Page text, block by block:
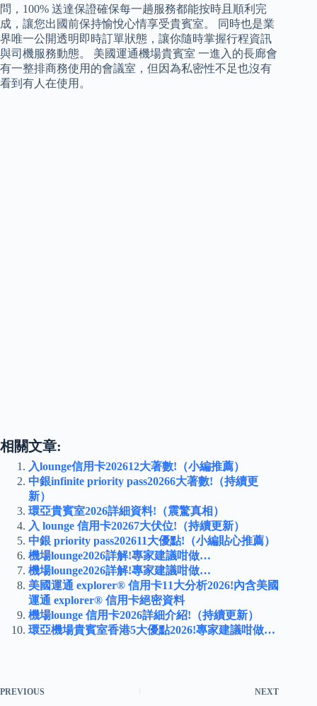
問，100% 送達保證確保每一趟服務都能按時且順利完
成，讓您出國前保持愉悅心情享受貴賓室。 同時也是業
界唯一公開透明即時訂單狀態，讓你隨時掌握行程資訊
與司機服務動態。 美國運通機場貴賓室 一進入的長廊會
有一整排商務使用的會議室，但因為私密性不足也沒有
看到有人在使用。
相關文章:
入lounge信用卡202612大著數!（小編推薦）
中銀infinite priority pass20266大著數!（持續更
新）
環亞貴賓室2026詳細資料!（震驚真相）
入 lounge 信用卡20267大伏位!（持續更新）
中銀 priority pass202611大優點!（小編貼心推薦）
機場lounge2026詳解!專家建議咁做…
機場lounge2026詳解!專家建議咁做…
美國運通 explorer® 信用卡11大分析2026!內含美國
運通 explorer® 信用卡絕密資料
機場lounge 信用卡2026詳細介紹!（持續更新）
環亞機場貴賓室香港5大優點2026!專家建議咁做…
PREVIOUS NEXT